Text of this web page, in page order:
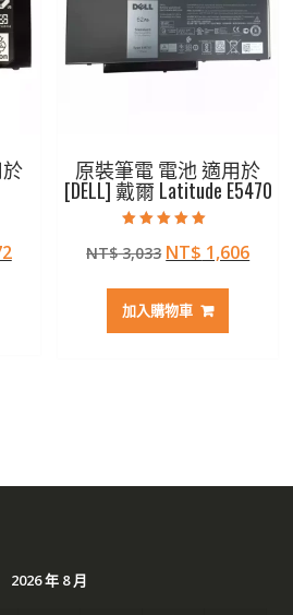
目
原裝筆電 電池 適用於
[DELL] 戴爾 Latitude E5470
5.00
滿分 5
NT$3,033 原
價
格：
NT$ 1,606目
加入購物車
2026 年 8 月